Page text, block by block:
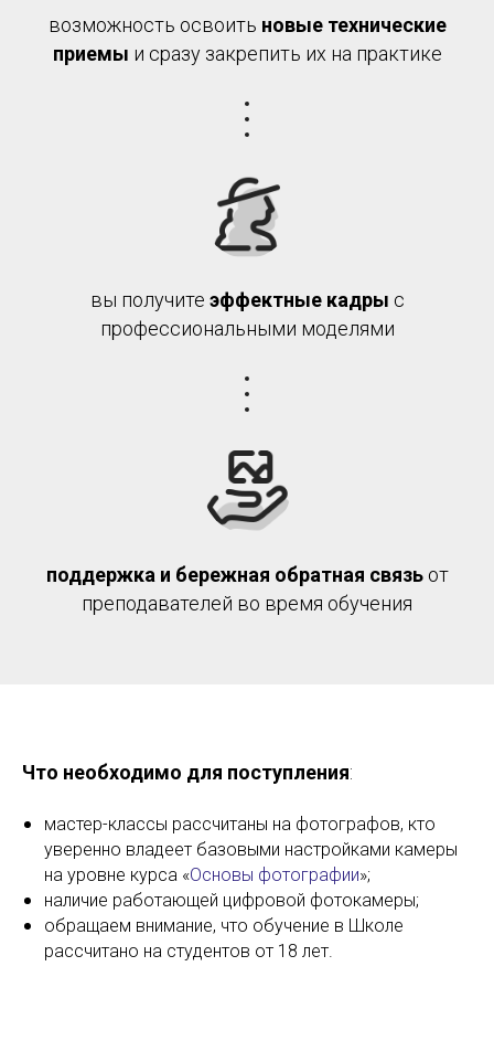
возможность освоить новые технические
приемы и сразу закрепить их на практике
вы получите эффектные кадры с
профессиональными моделями
поддержка и бережная обратная связь от
преподавателей во время обучения
Что необходимо для поступления:
мастер-классы рассчитаны на фотографов, кто
уверенно владеет базовыми настройками камеры
на уровне курса «Основы фотографии»;
наличие работающей цифровой фотокамеры;
обращаем внимание, что обучение в Школе
рассчитано на студентов от 18 лет.